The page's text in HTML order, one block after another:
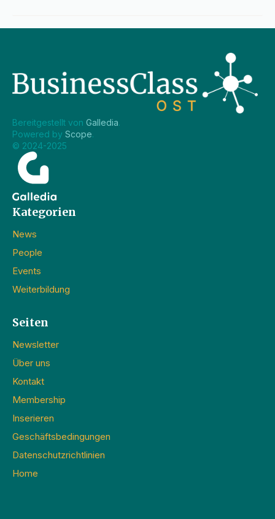
Bereitgestellt von Galledia.
Powered by Scope.
© 2024-2025
Kategorien
News
People
Events
Weiterbildung
Seiten
Newsletter
Über uns
Kontakt
Membership
Inserieren
Geschäftsbedingungen
Datenschutzrichtlinien
Home